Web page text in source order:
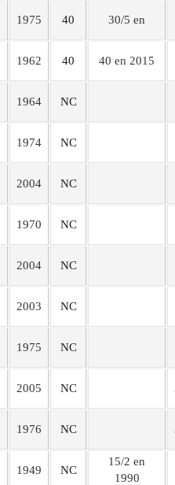
1975 40 30/5 en
1962 40 40 en 2015
1964 NC
1974 NC
2004 NC
1970 NC
2004 NC
2003 NC
1975 NC
2005 NC
1976 NC
1949 NC
15/2 en
1990